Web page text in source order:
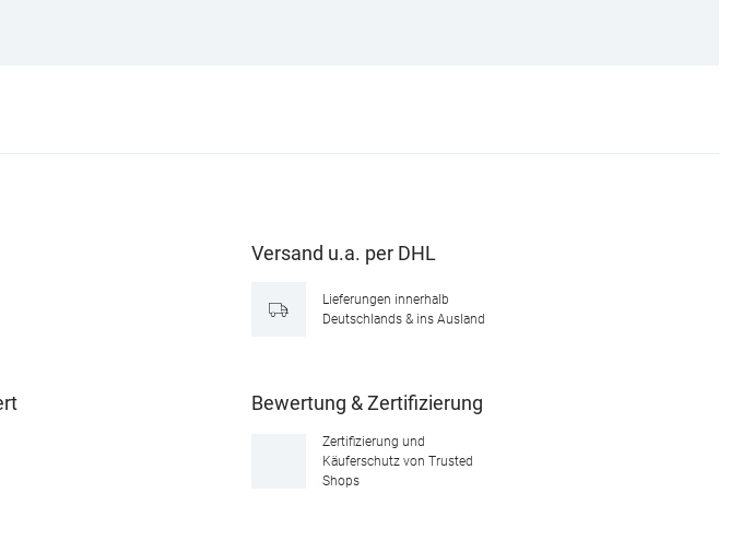
Versand u.a. per DHL
Lieferungen innerhalb
Deutschlands & ins Ausland
Bewertung & Zertifizierung
Zertifizierung und
Käuferschutz von Trusted
Shops